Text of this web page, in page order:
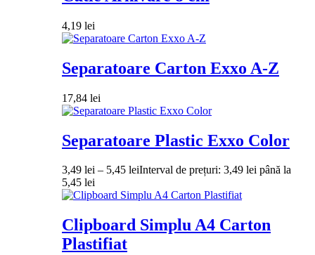
4,19 lei
Separatoare Carton Exxo A-Z
17,84 lei
Separatoare Plastic Exxo Color
3,49 lei – 5,45 leiInterval de prețuri: 3,49 lei până la
5,45 lei
Clipboard Simplu A4 Carton
Plastifiat